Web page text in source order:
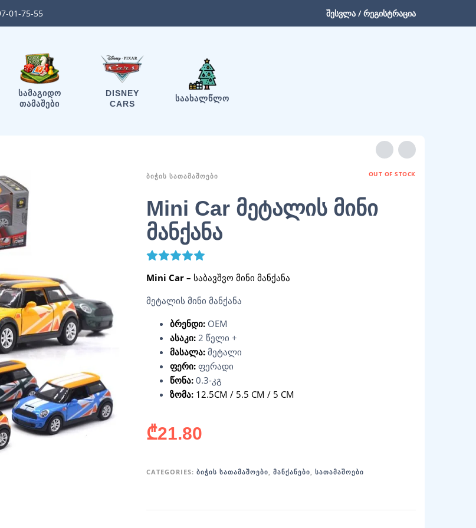
01-75-55 შესვლა / რეგისტრაცია
ᲡᲐᲛᲐᲒᲘᲓᲝ
ᲗᲐᲛᲐᲨᲔᲑᲘ
DISNEY
CARS
ᲡᲐᲐᲮᲐᲚᲬᲚᲝ
ᲑᲘᲭᲘᲡ ᲡᲐᲗᲐᲛᲐᲨᲝᲔᲑᲘ OUT OF STOCK
Mini Car მეტალის მინი
მანქანა
Rated
1
Mini Car – საბავშვო მინი მანქანა
მეტალის მინი მანქანა
ბრენდი:OEM
ასაკი: 2 წელი +
მასალა:მეტალი
ფერი:ფერადი
წონა:0.3-კგ
ზომა: 12.5CM / 5.5 CM / 5 CM
₾21.80
CATEGORIES: ᲑᲘᲭᲘᲡ ᲡᲐᲗᲐᲛᲐᲨᲝᲔᲑᲘ, ᲛᲐᲜᲥᲐᲜᲔᲑᲘ, ᲡᲐᲗᲐᲛᲐᲨᲝᲔᲑᲘ